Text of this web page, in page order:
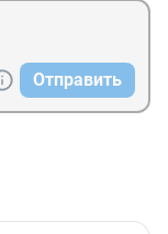
Отправить